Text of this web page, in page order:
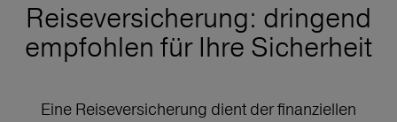
Reiseversicherung: dringend
empfohlen für Ihre Sicherheit
Eine Reiseversicherung dient der finanziellen